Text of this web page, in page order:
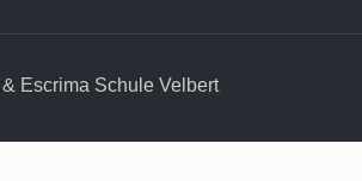
Escrima Schule Velbert